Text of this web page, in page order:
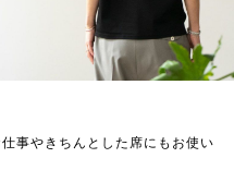
事やきちんとした席にもお使い